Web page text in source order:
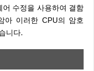
수정을 사용하여 결함
아 이러한 CPU의 암호
니다.